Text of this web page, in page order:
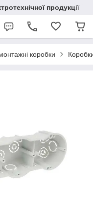
продукції
коробки